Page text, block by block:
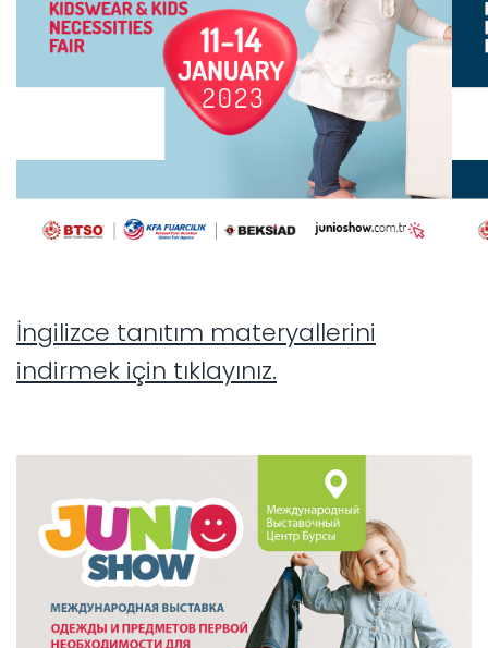
İngilizce tanıtım materyallerini
indirmek için tıklayınız.